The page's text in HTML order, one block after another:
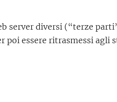
server diversi (“terze
essere ritrasmessi agli